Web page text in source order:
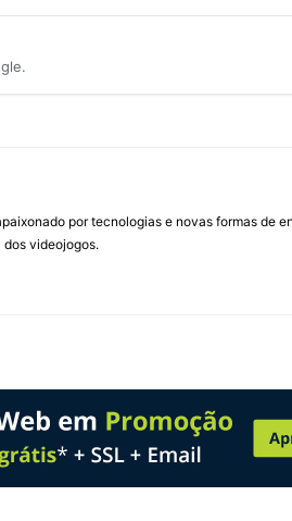
por tecnologias e novas formas de
dos videojogos.